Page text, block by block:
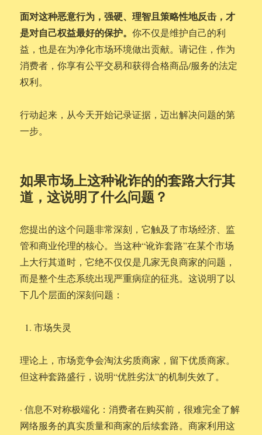
面对这种恶意行为，强硬、理智且策略性地反击，才
是对自己权益最好的保护。你不仅是维护自己的利
益，也是在为净化市场环境做出贡献。请记住，作为
消费者，你享有公平交易和获得合格商品/服务的法定
权利。
行动起来，从今天开始记录证据，迈出解决问题的第
一步。
如果市场上这种讹诈的的套路大行其
道，这说明了什么问题？
您提出的这个问题非常深刻，它触及了市场经济、监
管和商业伦理的核心。当这种“讹诈套路”在某个市场
上大行其道时，它绝不仅仅是几家无良商家的问题，
而是整个生态系统出现严重病症的征兆。这说明了以
下几个层面的深刻问题：
市场失灵
理论上，市场竞争会淘汰劣质商家，留下优质商家。
但这种套路盛行，说明“优胜劣汰”的机制失效了。
· 信息不对称极端化：消费者在购买前，很难完全了解
网络服务的真实质量和商家的后续套路。商家利用这